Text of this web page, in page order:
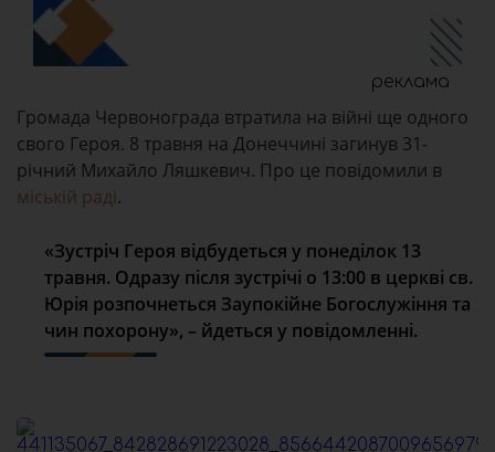
реклама
Громада Червонограда втратила на війні ще одного
свого Героя. 8 травня на Донеччині загинув 31-
річний Михайло Ляшкевич. Про це повідомили в
міській раді .
«Зустріч Героя відбудеться у понеділок 13
травня. Одразу після зустрічі о 13:00 в церкві св.
Юрія розпочнеться Заупокійне Богослужіння та
чин похорону», – йдеться у повідомленні.